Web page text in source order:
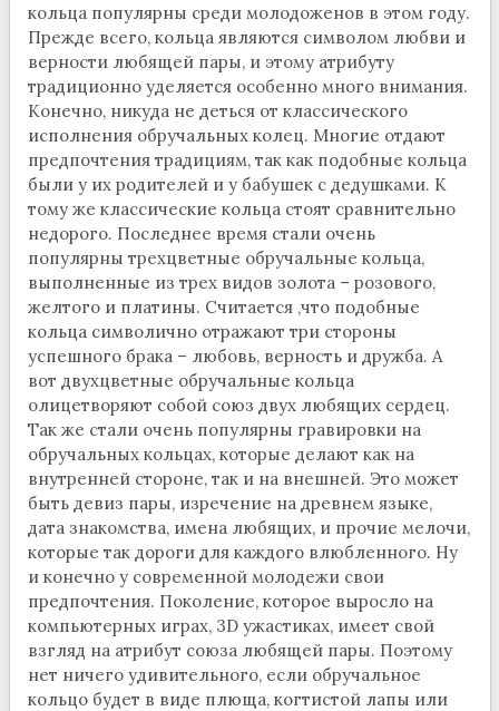
кольца популярны среди молодоженов в этом году.
Прежде всего, кольца являются символом любви и
верности любящей пары, и этому атрибуту
традиционно уделяется особенно много внимания.
Конечно, никуда не деться от классического
исполнения обручальных колец. Многие отдают
предпочтения традициям, так как подобные кольца
были у их родителей и у бабушек с дедушками. К
тому же классические кольца стоят сравнительно
недорого. Последнее время стали очень
популярны трехцветные обручальные кольца,
выполненные из трех видов золота – розового,
желтого и платины. Считается ,что подобные
кольца символично отражают три стороны
успешного брака – любовь, верность и дружба. А
вот двухцветные обручальные кольца
олицетворяют собой союз двух любящих сердец.
Так же стали очень популярны гравировки на
обручальных кольцах, которые делают как на
внутренней стороне, так и на внешней. Это может
быть девиз пары, изречение на древнем языке,
дата знакомства, имена любящих, и прочие мелочи,
которые так дороги для каждого влюбленного. Ну
и конечно у современной молодежи свои
предпочтения. Поколение, которое выросло на
компьютерных играх, 3D ужастиках, имеет свой
взгляд на атрибут союза любящей пары. Поэтому
нет ничего удивительного, если обручальное
кольцо будет в виде плюща, когтистой лапы или